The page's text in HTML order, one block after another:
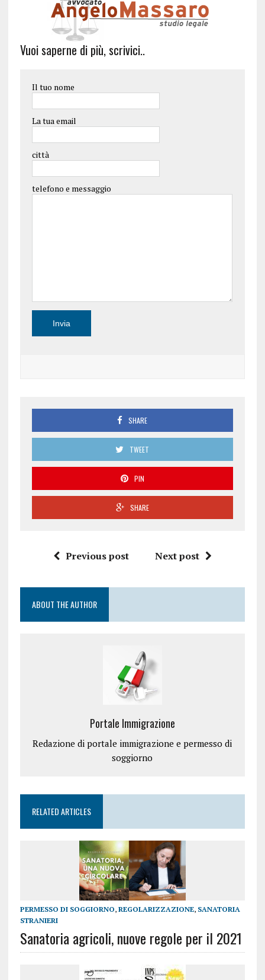
Vuoi saperne di più, scrivici..
Il tuo nome
La tua email
città
telefono e messaggio
SHARE
TWEET
PIN
SHARE
Previous post Next post
ABOUT THE AUTHOR
Portale Immigrazione
Redazione di portale immigrazione e permesso di
soggiorno
RELATED ARTICLES
PERMESSO DI SOGGIORNO, REGOLARIZZAZIONE, SANATORIA
STRANIERI
Sanatoria agricoli, nuove regole per il 2021